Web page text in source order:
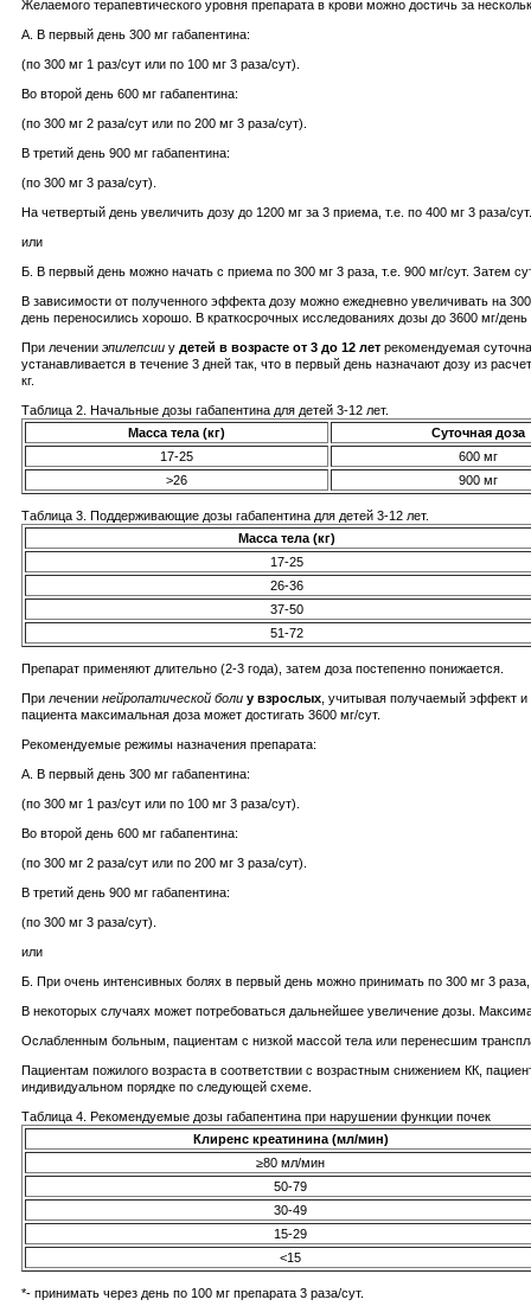
Желаемого терапевтического уровня препарата в крови можно достичь за
А. В первый день 300 мг габапентина:
(по 300 мг 1 раз/сут или по 100 мг 3 раза/сут).
Во второй день 600 мг габапентина:
(по 300 мг 2 раза/сут или по 200 мг 3 раза/сут).
В третий день 900 мг габапентина:
(по 300 мг 3 раза/сут).
На четвертый день увеличить дозу до 1200 мг за 3 приема, т.е. по 400 мг 3 раза/сут.
или
Б. В первый день можно начать с приема по 300 мг 3 раза, т.е. 900 мг/сут. Затем
В зависимости от полученного эффекта дозу можно ежедневно увеличивать на
день переносились хорошо. В краткосрочных исследованиях дозы до 3600 мг/
При лечении эпилепсии у детей в возрасте от 3 до 12 лет рекомендуемая
устанавливается в течение 3 дней так, что в первый день назначают дозу из
кг.
Таблица 2. Начальные дозы габапентина для детей 3-12 лет.
Масса тела (кг)
Суточная доза
17-25
600 мг
>26
900 мг
Таблица 3. Поддерживающие дозы габапентина для детей 3-12 лет.
Масса тела (кг)
17-25
26-36
37-50
51-72
Препарат применяют длительно (2-3 года), затем доза постепенно понижается.
При лечении нейропатической боли у взрослых , учитывая получаемый эффект и
пациента максимальная доза может достигать 3600 мг/сут.
Рекомендуемые режимы назначения препарата:
А. В первый день 300 мг габапентина:
(по 300 мг 1 раз/сут или по 100 мг 3 раза/сут).
Во второй день 600 мг габапентина:
(по 300 мг 2 раза/сут или по 200 мг 3 раза/сут).
В третий день 900 мг габапентина:
(по 300 мг 3 раза/сут).
или
Б. При очень интенсивных болях в первый день можно принимать по 300 мг 3
В некоторых случаях может потребоваться дальнейшее увеличение дозы.
Ослабленным больным, пациентам с низкой массой тела или перенесшим
Пациентам пожилого возраста в соответствии с возрастным снижением КК,
индивидуальном порядке по следующей схеме.
Таблица 4. Рекомендуемые дозы габапентина при нарушении функции почек
Клиренс креатинина (мл/мин)
≥80 мл/мин
50-79
30-49
15-29
<15
*- принимать через день по 100 мг препарата 3 раза/сут.